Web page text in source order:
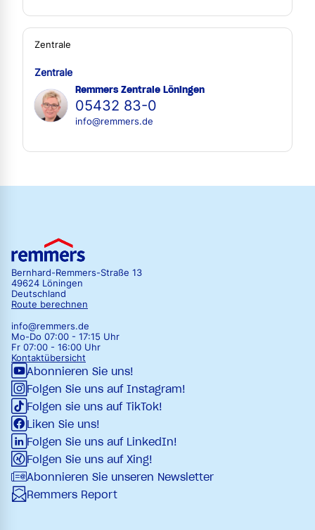
Zentrale
Zentrale
Remmers Zentrale Löningen
05432 83-0
info@remmers.de
Bernhard-Remmers-Straße 13
49624 Löningen
Deutschland
Route berechnen
info@remmers.de
Mo-Do 07:00 - 17:15 Uhr
Fr 07:00 - 16:00 Uhr
Kontaktübersicht
Abonnieren Sie uns!
Folgen Sie uns auf Instagram!
Folgen sie uns auf TikTok!
Liken Sie uns!
Folgen Sie uns auf LinkedIn!
Folgen Sie uns auf Xing!
Abonnieren Sie unseren Newsletter
Remmers Report